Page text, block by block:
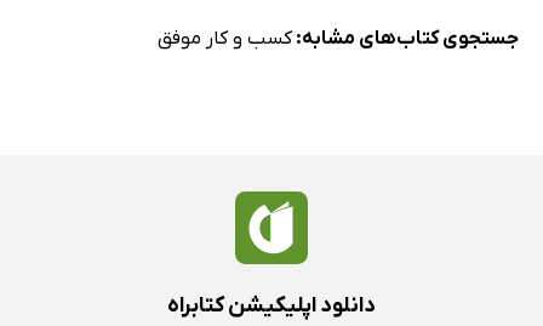
جستجوی کتاب‌های مشابه:کسب و کار موفق
دانلود اپلیکیشن کتابراه